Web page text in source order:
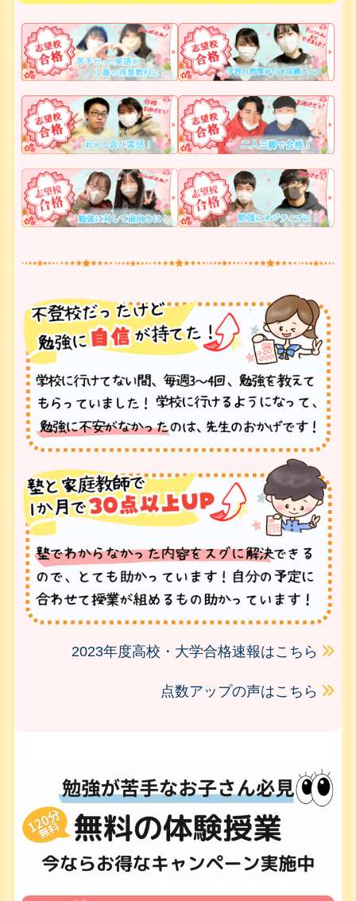
2023年度高校・大学合格速報はこちら
点数アップの声はこちら